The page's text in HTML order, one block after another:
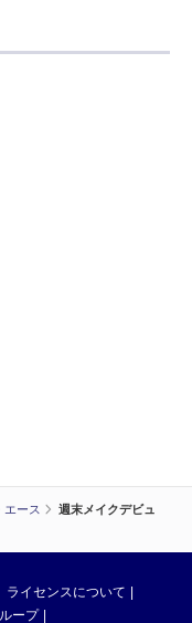
エース
週末メイクデビュ
ライセンスについて
ープ